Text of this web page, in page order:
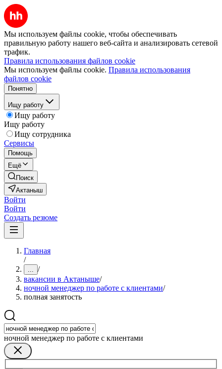
Мы используем файлы cookie, чтобы обеспечивать
правильную работу нашего веб-сайта и анализировать сетевой
трафик.
Правила использования файлов cookie
Мы используем файлы cookie. Правила использования
файлов cookie
Понятно
Ищу работу
Ищу работу
Ищу работу
Ищу сотрудника
Сервисы
Помощь
Ещё
Поиск
Актаныш
Войти
Войти
Создать резюме
Главная
/
... /
вакансии в Актаныше/
ночной менеджер по работе с клиентами/
полная занятость
ночной менеджер по работе с клиентами